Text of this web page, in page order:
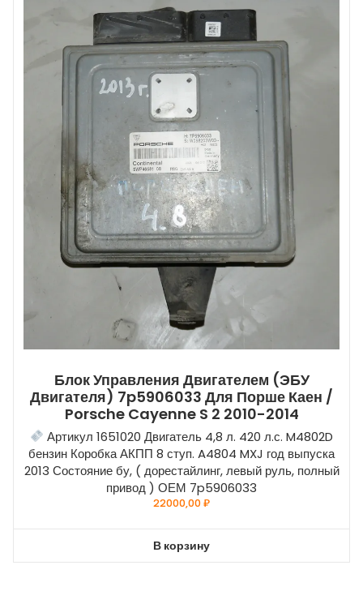
Блок Управления Двигателем (ЭБУ
Двигателя) 7p5906033 Для Порше Каен /
Porsche Cayenne S 2 2010-2014
Артикул 1651020 Двигатель 4,8 л. 420 л.с. M4802D
бензин Коробка АКПП 8 ступ. A4804 MXJ год выпуска
2013 Состояние бу, ( дорестайлинг, левый руль, полный
привод ) ОЕМ 7p5906033
22000,00₽
В корзину